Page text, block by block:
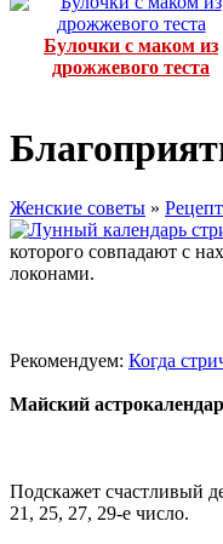
Булочки с маком из
дрожжевого теста
Женские советы »
которого совпадают с
локонами.
Рекомендуем: Когда
Майский
Подскажет счастливый
21, 25, 27, 29-е число.